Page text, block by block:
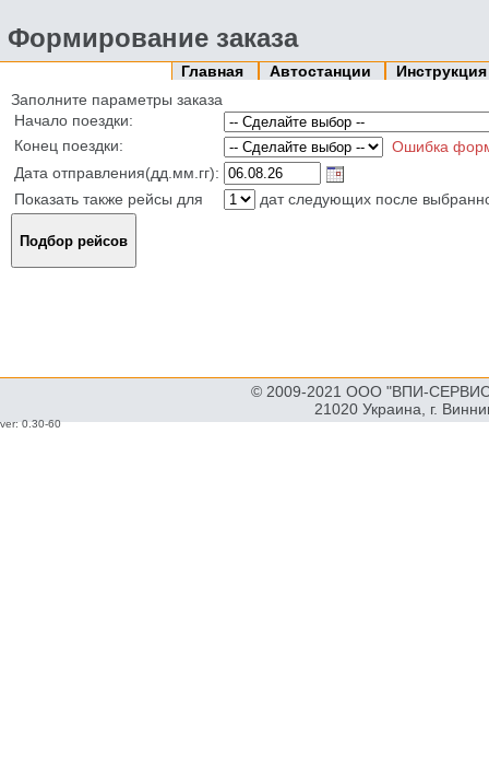
Формирование заказа
Главная Автостанции
Заполните параметры заказа
Начало поездки:
Конец поездки:
Ошибка
Дата отправления(дд.мм.гг):
Показать также рейсы для
дат следующих после
© 2009-2021 ООО "ВПИ-
21020 Украина, г.
ver: 0.30-60